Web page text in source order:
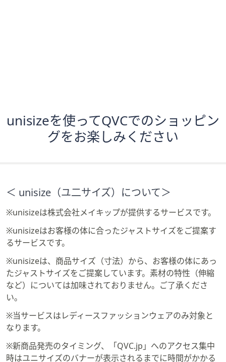
unisizeを使ってQVCでのショッピン
グをお楽しみください
＜ unisize（ユ二サイズ）について＞
※unisizeは株式会社メイキップが提供するサービスです。
※unisizeはお客様の体に合ったジャストサイズをご提案す
るサービスです。
※unisizeは、商品サイズ（寸法）から、お客様の体にあっ
たジャストサイズをご提案しています。素材の特性（伸縮
など）については加味されておりません。ご了承くださ
い。
※当サービスはレディースファッションウェアのみ対象と
なります。
※新商品発売のタイミング、「QVC.jp」へのアクセス集中
時はユニサイズのバナーが表示されるまでに時間がかかる